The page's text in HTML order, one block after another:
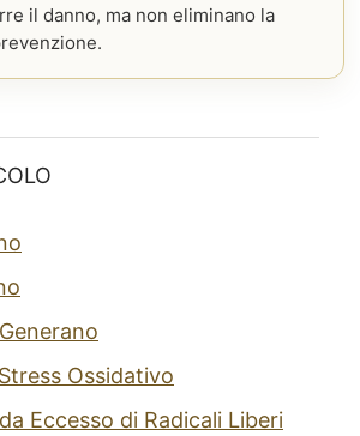
il danno, ma non eliminano la
Ossidativo
Eccesso di Radicali Liberi